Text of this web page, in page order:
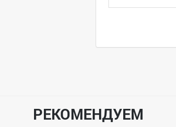
РЕКОМЕНДУЕМ